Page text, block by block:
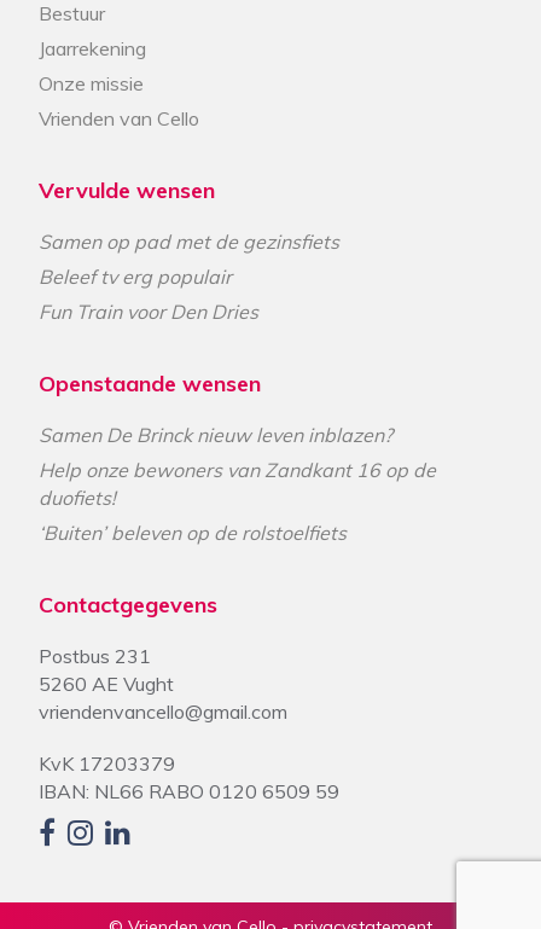
Bestuur
Jaarrekening
Onze missie
Vrienden van Cello
Vervulde wensen
Samen op pad met de gezinsfiets
Beleef tv erg populair
Fun Train voor Den Dries
Openstaande wensen
Samen De Brinck nieuw leven inblazen?
Help onze bewoners van Zandkant 16 op de
duofiets!
‘Buiten’ beleven op de rolstoelfiets
Contactgegevens
Postbus 231
5260 AE Vught
vriendenvancello@gmail.com
KvK 17203379
IBAN: NL66 RABO 0120 6509 59